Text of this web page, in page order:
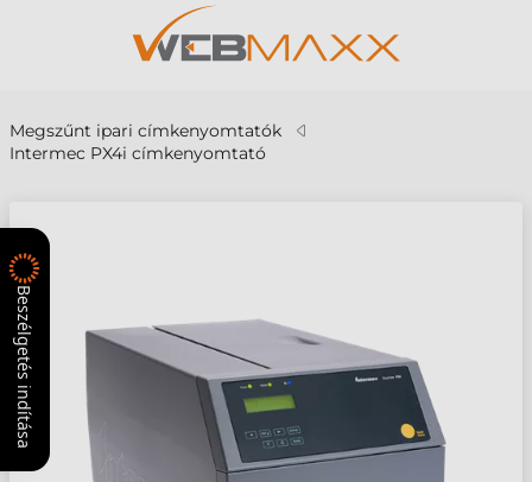
Megszűnt ipari címkenyomtatók
Intermec PX4i címkenyomtató
Beszélgetés indítása